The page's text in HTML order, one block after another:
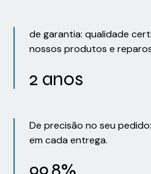
de garantia: qualidade
nossos produtos e
2 anos
De precisão no seu
em cada entrega.